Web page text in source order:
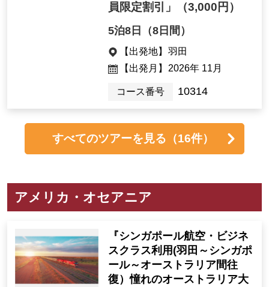
員限定割引」
（3,000円）
5泊8日（8日間）
【出発地】 羽田
【出発月】 2026年 11月
コース番号 10314
すべてのツアーを見る （16件）
アメリカ・オセアニア
『シンガポール航空・ビジネ
スクラス利用(羽田～シンガポ
ール～オーストラリア間往
復）憧れのオーストラリア大